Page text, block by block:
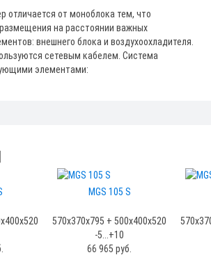
отличается от моноблока тем, что
на расстоянии важных
внешнего блока и воздухоохладителя.
сетевым кабелем. Система
элементами:
MGS 105 S
570x370x795 + 500x400x520
-5...+10
66 965 руб.